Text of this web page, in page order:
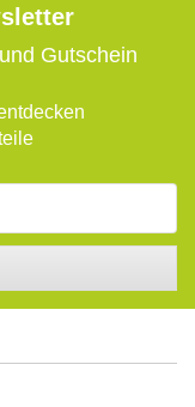
Gutschein